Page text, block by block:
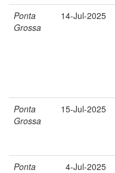
Ponta
Grossa
14-Jul-2025
Ponta
Grossa
15-Jul-2025
Ponta
4-Jul-2025